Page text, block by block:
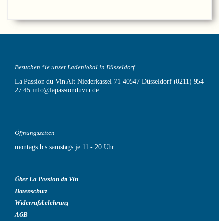
Besuchen Sie unser Ladenlokal in Düsseldorf
La Passion du Vin Alt Niederkassel 71 40547 Düsseldorf (0211) 954
27 45 info@lapassionduvin.de
Öffnungszeiten
montags bis samstags je 11 - 20 Uhr
Über La Passion du Vin
Datenschutz
Widerrufsbelehrung
AGB